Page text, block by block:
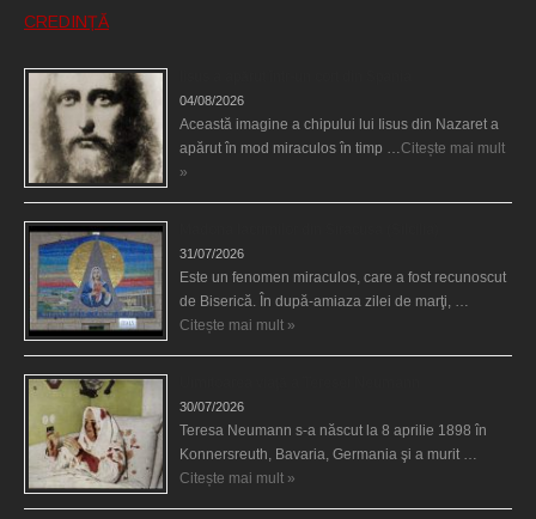
CREDINȚĂ
04/08/2026
Această imagine a chipului lui Iisus din Nazaret a
apărut în mod miraculos în timp …Citește mai mult
»
31/07/2026
Este un fenomen miraculos, care a fost recunoscut
de Biserică. În după-amiaza zilei de marţi, …
Citește mai mult »
30/07/2026
Teresa Neumann s-a născut la 8 aprilie 1898 în
Konnersreuth, Bavaria, Germania şi a murit …
Citește mai mult »